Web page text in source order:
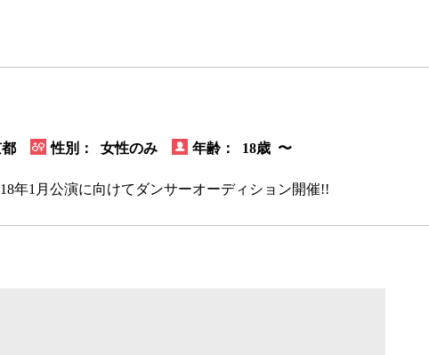
性別： 女性のみ 年齢： 18歳 〜
年1月公演に向けてダンサーオーディション開催!!